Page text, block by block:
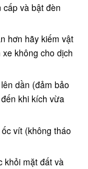
và bật đèn
hơn hãy kiếm vật
không cho dịch
dần (đảm bảo
khi kích vừa
vít (không tháo
khỏi mặt đất và